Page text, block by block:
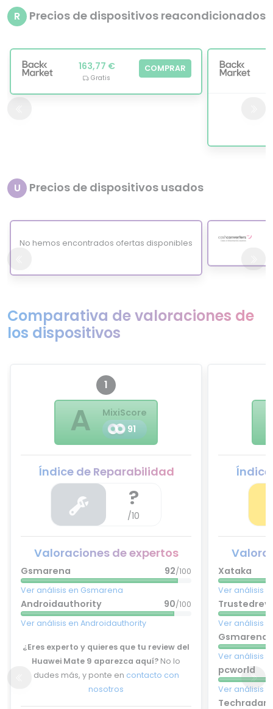
R Precios de dispositivos reacondicionados
163,77 €
Gratis
COMPRAR
U Precios de dispositivos usados
No hemos encontrados ofertas disponibles
Comparativa de valoraciones de
los dispositivos
1
A
MixiScore
91
Índice de Reparabilidad
?
/10
Valoraciones de expertos
Gsmarena 92/100
Ver análisis en Gsmarena
Androidauthority 90/100
Ver análisis en Androidauthority
¿Eres experto y quieres que tu review del
Huawei Mate 9 aparezca aquí? No lo
dudes más, y ponte en contacto con
nosotros
Xataka
Ver análisis
Ver análisis
Gsmarena
Ver análisis
pcworld
Ver análisis
Techradar